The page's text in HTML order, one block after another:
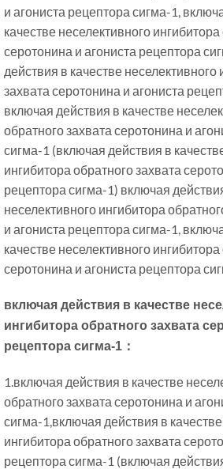
и агониста рецептора сигма-1,
качестве неселективного
серотонина и агониста рецептора
действия в качестве неселективного
захвата серотонина и агониста
включая действия в качестве
обратного захвата серотонина и
сигма-1 (включая действия в
ингибитора обратного захвата
рецептора сигма-1) включая
неселективного ингибитора
и агониста рецептора сигма-1,
качестве неселективного
серотонина и агониста рецептора
включая действия в качестве
ингибитора обратного захвата
рецептора сигма-1：
1.включая действия в качестве
обратного захвата серотонина и
сигма-1,включая действия в
ингибитора обратного захвата
рецептора сигма-1 (включая